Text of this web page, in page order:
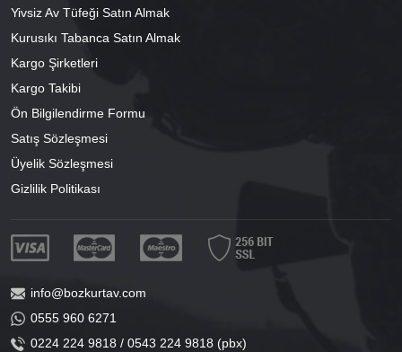
Yivsiz Av Tüfeği Satın Almak
Kurusıkı Tabanca Satın Almak
Kargo Şirketleri
Kargo Takibi
Ön Bilgilendirme Formu
Satış Sözleşmesi
Üyelik Sözleşmesi
Gizlilik Politikası
info@bozkurtav.com
0555 960 6271
0224 224 9818 / 0543 224 9818 (pbx)